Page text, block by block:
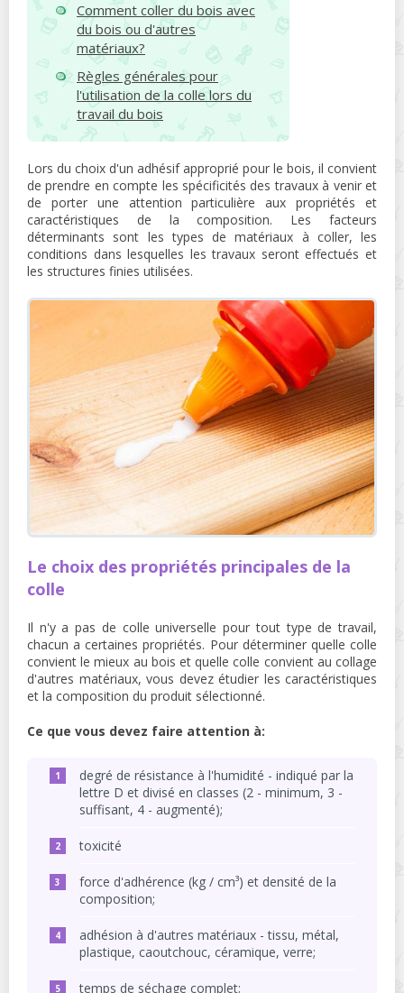
Comment coller du bois avec
du bois ou d'autres
matériaux?
Règles générales pour
l'utilisation de la colle lors du
travail du bois
Lors du choix d'un adhésif approprié pour le bois, il convient
de prendre en compte les spécificités des travaux à venir et
de porter une attention particulière aux propriétés et
caractéristiques de la composition. Les facteurs
déterminants sont les types de matériaux à coller, les
conditions dans lesquelles les travaux seront effectués et
les structures finies utilisées.
Le choix des propriétés principales de la
colle
Il n'y a pas de colle universelle pour tout type de travail,
chacun a certaines propriétés. Pour déterminer quelle colle
convient le mieux au bois et quelle colle convient au collage
d'autres matériaux, vous devez étudier les caractéristiques
et la composition du produit sélectionné.
Ce que vous devez faire attention à:
degré de résistance à l'humidité - indiqué par la
lettre D et divisé en classes (2 - minimum, 3 -
suffisant, 4 - augmenté);
toxicité
force d'adhérence (kg / cm³) et densité de la
composition;
adhésion à d'autres matériaux - tissu, métal,
plastique, caoutchouc, céramique, verre;
temps de séchage complet;